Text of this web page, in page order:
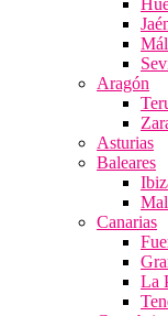
Aragón
Asturias
Baleares
Canarias
La